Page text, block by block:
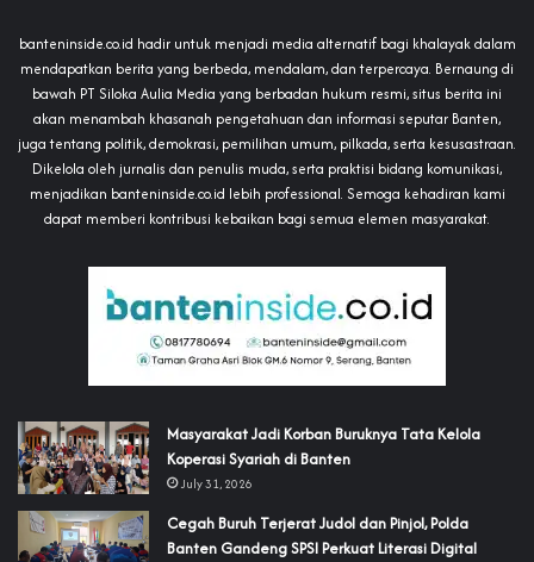
banteninside.co.id hadir untuk menjadi media alternatif bagi khalayak dalam
mendapatkan berita yang berbeda, mendalam, dan terpercaya. Bernaung di
bawah PT Siloka Aulia Media yang berbadan hukum resmi, situs berita ini
akan menambah khasanah pengetahuan dan informasi seputar Banten,
juga tentang politik, demokrasi, pemilihan umum, pilkada, serta kesusastraan.
Dikelola oleh jurnalis dan penulis muda, serta praktisi bidang komunikasi,
menjadikan banteninside.co.id lebih professional. Semoga kehadiran kami
dapat memberi kontribusi kebaikan bagi semua elemen masyarakat.
‎Masyarakat Jadi Korban Buruknya Tata Kelola
Koperasi Syariah di Banten
July 31, 2026
Cegah Buruh Terjerat Judol dan Pinjol, Polda
Banten Gandeng SPSI Perkuat Literasi Digital